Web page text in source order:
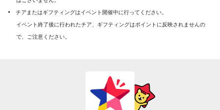
チアまたはギフティングはイベント開催中に行ってください。
イベント終了後に行われたチア、ギフティングはポイントに反映されませんの
で、ご注意ください。